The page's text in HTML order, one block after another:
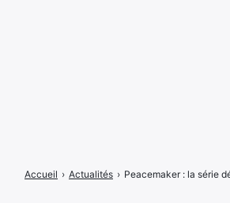
Accueil › Actualités › Peacemaker : la série